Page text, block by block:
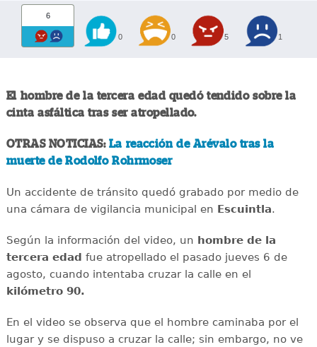
6
0 0 5 1
El hombre de la tercera edad quedó tendido sobre la
cinta asfáltica tras ser atropellado.
OTRAS NOTICIAS: La reacción de Arévalo tras la
muerte de Rodolfo Rohrmoser
Un accidente de tránsito quedó grabado por medio de
una cámara de vigilancia municipal en Escuintla.
Según la información del video, un hombre de la
tercera edad fue atropellado el pasado jueves 6 de
agosto, cuando intentaba cruzar la calle en el
kilómetro 90.
En el video se observa que el hombre caminaba por el
lugar y se dispuso a cruzar la calle; sin embargo, no ve